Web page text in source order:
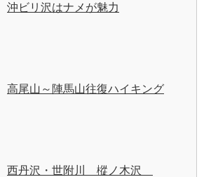
沖ビリ沢はナメが魅力
高尾山～陣馬山往復ハイキング
西丹沢・世附川 樅ノ木沢